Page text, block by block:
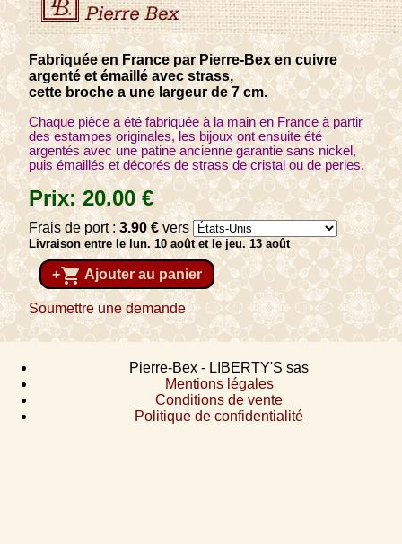
Fabriquée en France par Pierre-Bex en cuivre
argenté et émaillé avec strass,
cette broche a une largeur de 7 cm.
Chaque pièce a été fabriquée à la main en France à partir
des estampes originales, les bijoux ont ensuite été
argentés avec une patine ancienne garantie sans nickel,
puis émaillés et décorés de strass de cristal ou de perles.
Prix:20.00€
Frais de port :3.90€ vers
Livraison entre le lun. 10 août et le jeu. 13 août
+shopping_cart Ajouter au panier
Soumettre une demande
Pierre-Bex - LIBERTY'S sas
Mentions légales
Conditions de vente
Politique de confidentialité